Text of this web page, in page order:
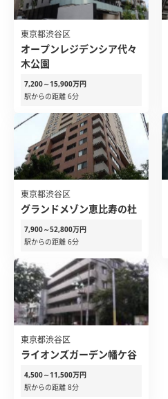
東京都渋谷区
オープンレジデンシア代々
木公園
7,200～15,900万円
駅からの距離 6分
東京都渋谷区
グランドメゾン恵比寿の杜
7,900～52,800万円
駅からの距離 6分
東京都渋谷区
ライオンズガーデン幡ケ谷
4,500～11,500万円
駅からの距離 8分